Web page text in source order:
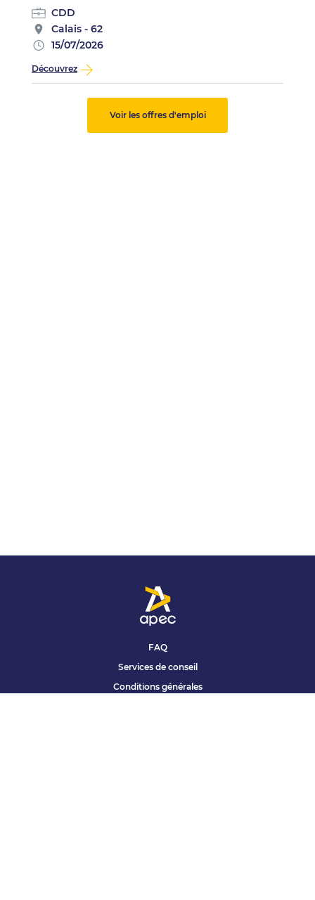
CDD
Calais - 62
15/07/2026
Découvrez
Voir les offres d'emploi
FAQ
Services de conseil
Conditions générales